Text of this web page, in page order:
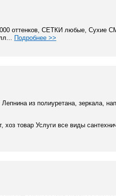
СЕТКИ любые, Сухие
Подробнее >>
из полиуретана, зеркала,
товар Услуги все виды